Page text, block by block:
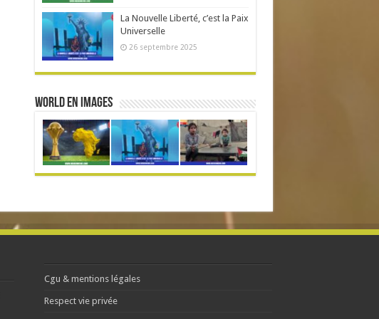
La Nouvelle Liberté, c’est la Paix
Universelle
26 septembre 2025
World en Images
Cgu & mentions légales
Respect vie privée